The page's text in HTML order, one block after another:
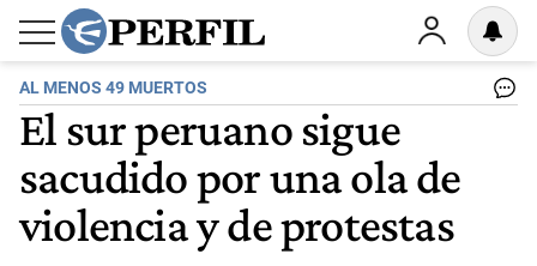
AL MENOS 49 MUERTOS
El sur peruano sigue
sacudido por una ola de
violencia y de protestas